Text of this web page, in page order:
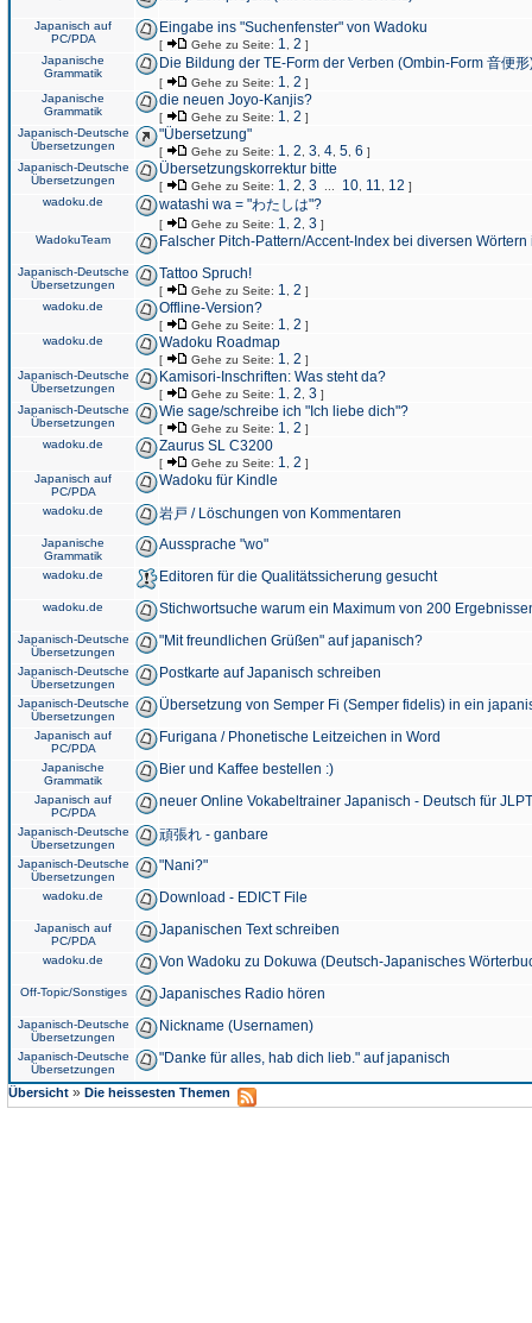
Japanisch auf
PC/PDA
Eingabe ins "Suchenfenster" von Wadoku
[ Gehe zu Seite: 1 2 ]
Japanische
Grammatik
Die Bildung der TE-Form der Verben (Ombin-Form 音便形
[ Gehe zu Seite: 1 2 ]
Japanische
Grammatik
die neuen Joyo-Kanjis?
[ Gehe zu Seite: 1 2 ]
Japanisch-Deutsche
Übersetzungen
"Übersetzung"
[ Gehe zu Seite: 1 2 3 4 5 6 ]
Japanisch-Deutsche
Übersetzungen
Übersetzungskorrektur bitte
[ Gehe zu Seite: 1 2 3 10 11 12 ]
wadoku.de
watashi wa = "わたしは"?
[ Gehe zu Seite: 1 2 3 ]
WadokuTeam
Falscher Pitch-Pattern/Accent-Index bei diversen
Japanisch-Deutsche
Übersetzungen
Tattoo Spruch!
[ Gehe zu Seite: 1 2 ]
wadoku.de
Offline-Version?
[ Gehe zu Seite: 1 2 ]
wadoku.de
Wadoku Roadmap
[ Gehe zu Seite: 1 2 ]
Japanisch-Deutsche
Übersetzungen
Kamisori-Inschriften: Was steht da?
[ Gehe zu Seite: 1 2 3 ]
Japanisch-Deutsche
Übersetzungen
Wie sage/schreibe ich "Ich liebe dich"?
[ Gehe zu Seite: 1 2 ]
wadoku.de
Zaurus SL C3200
[ Gehe zu Seite: 1 2 ]
Japanisch auf
PC/PDA
Wadoku für Kindle
wadoku.de 岩戸 / Löschungen von Kommentaren
Japanische
Grammatik
Aussprache "wo"
wadoku.de Editoren für die Qualitätssicherung gesucht
wadoku.de Stichwortsuche warum ein Maximum von 200
Japanisch-Deutsche
Übersetzungen
"Mit freundlichen Grüßen" auf japanisch?
Japanisch-Deutsche
Übersetzungen
Postkarte auf Japanisch schreiben
Japanisch-Deutsche
Übersetzungen
Übersetzung von Semper Fi (Semper fidelis) in ein
Japanisch auf
PC/PDA
Furigana / Phonetische Leitzeichen in Word
Japanische
Grammatik
Bier und Kaffee bestellen :)
Japanisch auf
PC/PDA
neuer Online Vokabeltrainer Japanisch - Deutsch für
Japanisch-Deutsche
Übersetzungen
頑張れ - ganbare
Japanisch-Deutsche
Übersetzungen
"Nani?"
wadoku.de Download - EDICT File
Japanisch auf
PC/PDA
Japanischen Text schreiben
wadoku.de Von Wadoku zu Dokuwa (Deutsch-Japanisches
Off-Topic/Sonstiges Japanisches Radio hören
Japanisch-Deutsche
Übersetzungen
Nickname (Usernamen)
Japanisch-Deutsche
Übersetzungen
"Danke für alles, hab dich lieb." auf japanisch
Übersicht » Die heissesten Themen